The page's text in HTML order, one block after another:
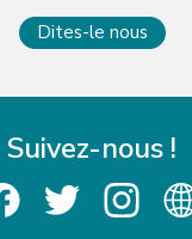
Dites-le nous
Suivez-nous !